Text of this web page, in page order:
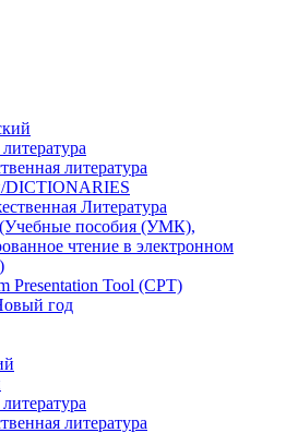
литература
DICTIONARIES
Литература
пособия (УМК),
чтение в электронном
Presentation Tool (CPT)
год
литература